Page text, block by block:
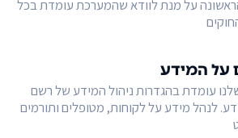
על מנת לוודא שהמערכת עומדת בכל
על המידע
עומדת בהגדרות ניהול המידע של רשם
לנהל מידע על לקוחות, מטופלים ותורמים